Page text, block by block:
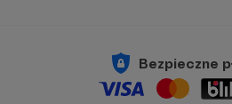
Bezpieczne